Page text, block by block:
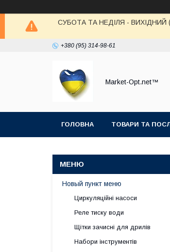
СУБОТА ТА НЕДІЛЯ - ВИХІДНИЙ
+380 (95) 314-98-61
Market-Opt.net™
ГОЛОВНА ТОВАРИ ТА
Новый пункт меню
Циркуляційні насоси
Реле тиску води
Щітки зачисні для дрилів
Набори інструментів